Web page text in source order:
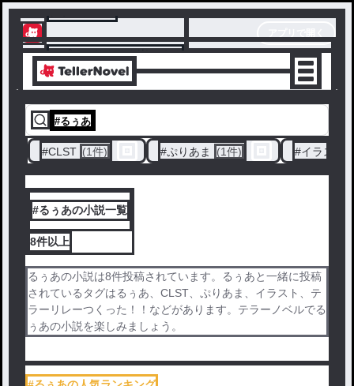
テラーノベル
アプリでサクサク楽しめる
#るぅあ
#CLST (1件) #ぷりあま (1件) #イラスト
#るぅあの小説一覧
8件以上
るぅあの小説は8件投稿されています。るぅあと一緒に投稿
されているタグはるぅあ、CLST、ぷりあま、イラスト、テ
ラーリレーつくった！！などがあります。テラーノベルでる
ぅあの小説を楽しみましょう。